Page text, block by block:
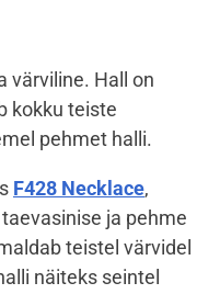
värviline. Hall on
kokku teiste
pehmet halli.
F428 Necklace,
ja pehme
teistel värvidel
näiteks seintel